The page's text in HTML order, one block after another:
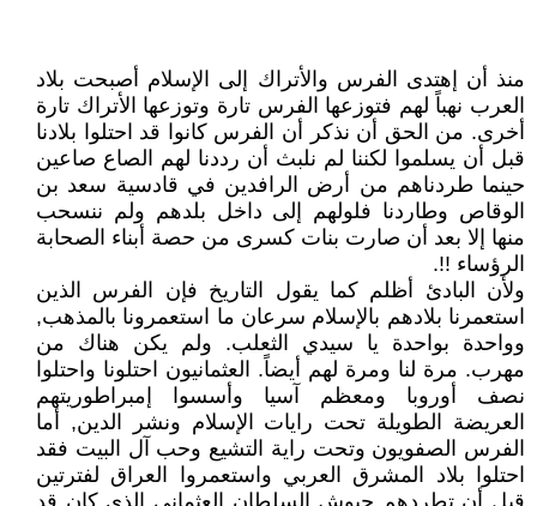
منذ أن إهتدى الفرس والأتراك إلى الإسلام أصبحت بلاد
العرب نهباً لهم فتوزعها الفرس تارة وتوزعها الأتراك تارة
أخرى. من الحق أن نذكر أن الفرس كانوا قد احتلوا بلادنا
قبل أن يسلموا لكننا لم نلبث أن رددنا لهم الصاع صاعين
حينما طردناهم من أرض الرافدين في قادسية سعد بن
الوقاص وطاردنا فلولهم إلى داخل بلدهم ولم ننسحب
منها إلا بعد أن صارت بنات كسرى من حصة أبناء الصحابة
الرؤساء !!.
ولأن البادئ أظلم كما يقول التاريخ فإن الفرس الذين
استعمرنا بلادهم بالإسلام سرعان ما استعمرونا بالمذهب,
وواحدة بواحدة يا سيدي الثعلب. ولم يكن هناك من
مهرب. مرة لنا ومرة لهم أيضاً. العثمانيون احتلونا واحتلوا
نصف أوروبا ومعظم آسيا وأسسوا إمبراطوريتهم
العريضة الطويلة تحت رايات الإسلام ونشر الدين, أما
الفرس الصفويون وتحت راية التشيع وحب آل البيت فقد
احتلوا بلاد المشرق العربي واستعمروا العراق لفترتين